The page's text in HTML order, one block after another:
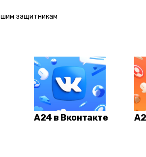
защитникам
А24 в Вконтакте